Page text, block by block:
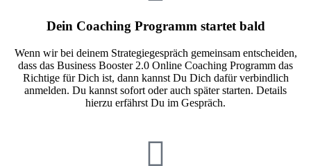
Dein Coaching Programm startet bald
Wenn wir bei deinem Strategiegespräch gemeinsam entscheiden,
dass das Business Booster 2.0 Online Coaching Programm das
Richtige für Dich ist, dann kannst Du Dich dafür verbindlich
anmelden. Du kannst sofort oder auch später starten. Details
hierzu erfährst Du im Gespräch.